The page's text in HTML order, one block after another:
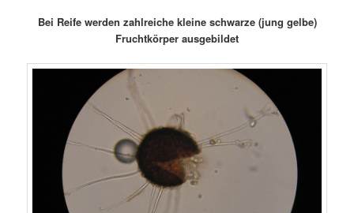
Bei Reife werden zahlreiche kleine schwarze (jung gelbe)
Fruchtkörper ausgebildet